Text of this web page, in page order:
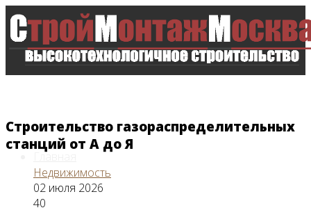
Главная
Строительство газораспределительных
станций от А до Я
Недвижимость
02 июля 2026
40